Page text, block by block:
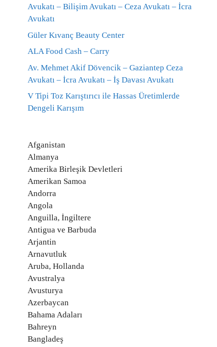
Avukatı – Bilişim Avukatı – Ceza Avukatı – İcra
Avukatı
Güler Kıvanç Beauty Center
ALA Food Cash – Carry
Av. Mehmet Akif Dövencik – Gaziantep Ceza
Avukatı – İcra Avukatı – İş Davası Avukatı
V Tipi Toz Karıştırıcı ile Hassas Üretimlerde
Dengeli Karışım
Afganistan
Almanya
Amerika Birleşik Devletleri
Amerikan Samoa
Andorra
Angola
Anguilla, İngiltere
Antigua ve Barbuda
Arjantin
Arnavutluk
Aruba, Hollanda
Avustralya
Avusturya
Azerbaycan
Bahama Adaları
Bahreyn
Bangladeş